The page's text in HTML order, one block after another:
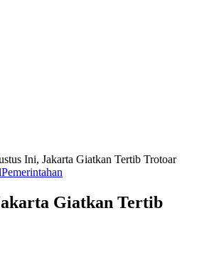
Ini, Jakarta Giatkan Tertib Trotoar
Pemerintahan
Giatkan Tertib